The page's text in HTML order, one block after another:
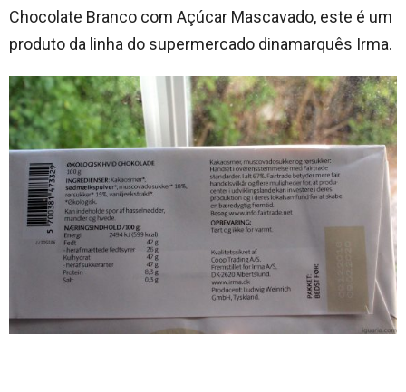
Chocolate Branco com Açúcar Mascavado, este é um
produto da linha do supermercado dinamarquês Irma.